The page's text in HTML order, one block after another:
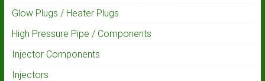
Glow Plugs / Heater Plugs
High Pressure Pipe / Components
Injector Components
Injectors